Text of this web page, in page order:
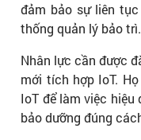
đảm bảo sự liên
thống quản lý bảo trì.
Nhân lực cần được
mới tích hợp IoT.
IoT để làm việc
bảo dưỡng đúng